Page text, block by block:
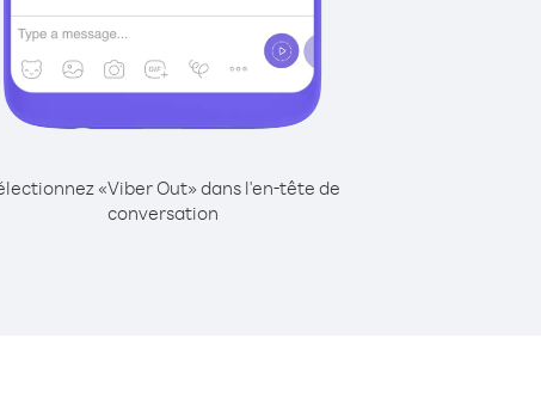
«Viber Out» dans l'en-tête de
conversation